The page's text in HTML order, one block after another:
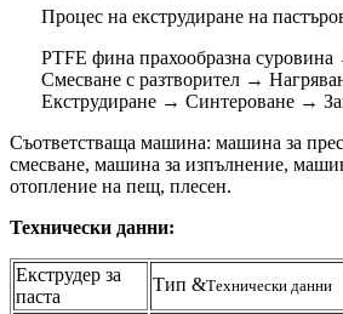
Процес на екструдиране на
PTFE фина прахообразна
Смесване с разтворител →
Екструдиране → Синтероване →
Съответстваща машина: машина за
смесване, машина за изпълнение,
отопление на пещ, плесен.
Технически данни:
Екструдер за
паста
Тип &Технически данни